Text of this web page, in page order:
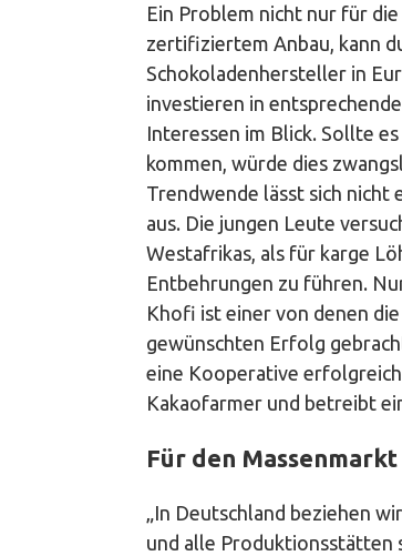
Ein Problem nicht nur für
zertifiziertem Anbau, kann
Schokoladenhersteller in
investieren in
Interessen im Blick. Sollte
kommen, würde dies
Trendwende lässt sich nicht
aus. Die jungen Leute
Westafrikas, als für karge
Entbehrungen zu führen.
Khofi ist einer von denen
gewünschten Erfolg
eine Kooperative
Kakaofarmer und betreibt
Für den
„In Deutschland beziehen
und alle Produktionsstätten